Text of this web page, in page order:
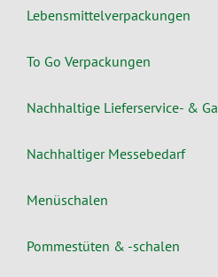
Lebensmittelverpackungen
To Go Verpackungen
Nachhaltige Lieferservice- &
Nachhaltiger Messebedarf
Menüschalen
Pommestüten & -schalen